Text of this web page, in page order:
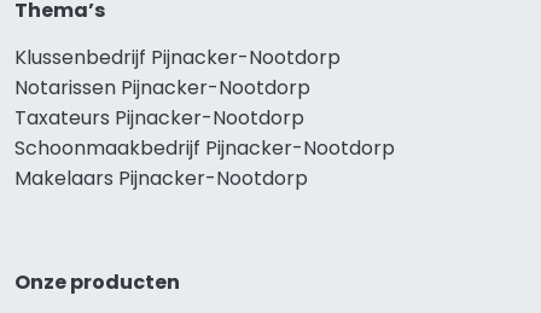
Thema’s
Klussenbedrijf Pijnacker-Nootdorp
Notarissen Pijnacker-Nootdorp
Taxateurs Pijnacker-Nootdorp
Schoonmaakbedrijf Pijnacker-Nootdorp
Makelaars Pijnacker-Nootdorp
Onze producten